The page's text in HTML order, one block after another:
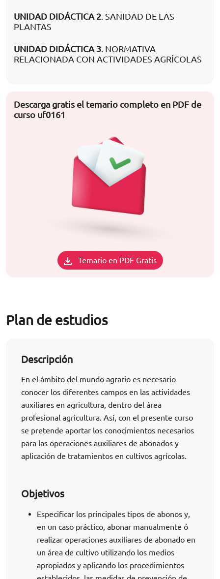
UNIDAD DIDÁCTICA 2. SANIDAD DE LAS
PLANTAS
UNIDAD DIDÁCTICA 3. NORMATIVA
RELACIONADA CON ACTIVIDADES AGRÍCOLAS
Descarga gratis el temario completo en PDF de
curso uf0161
Temario en PDF Gratis
Plan de estudios
Descripción
En el ámbito del mundo agrario es necesario
conocer los diferentes campos en las actividades
auxiliares en agricultura, dentro del área
profesional agricultura. Así, con el presente curso
se pretende aportar los conocimientos necesarios
para las operaciones auxiliares de abonados y
aplicación de tratamientos en cultivos agrícolas.
Objetivos
Especificar los principales tipos de abonos y,
en un caso práctico, abonar manualmente ó
realizar operaciones auxiliares de abonado en
un área de cultivo utilizando los medios
apropiados y aplicando los procedimientos